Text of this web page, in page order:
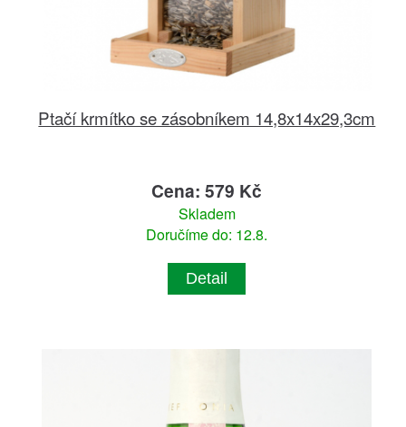
Ptačí krmítko se zásobníkem 14,8x14x29,3cm
Cena: 579 Kč
Skladem
Doručíme do: 12.8.
Detail